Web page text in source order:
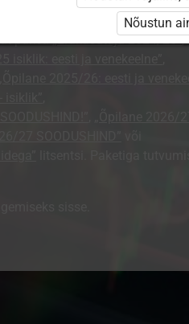
Opiqusse sisse logitud.
paketi„Erakasutaja 2024/25”,
Nõustun